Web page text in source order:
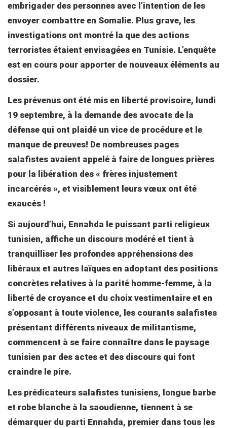
embrigader des personnes avec l’intention de les
envoyer combattre en Somalie. Plus grave, les
investigations ont montré la que des actions
terroristes étaient envisagées en Tunisie. L’enquête
est en cours pour apporter de nouveaux éléments au
dossier.
Les prévenus ont été mis en liberté provisoire, lundi
19 septembre, à la demande des avocats de la
défense qui ont plaidé un vice de procédure et le
manque de preuves! De nombreuses pages
salafistes avaient appelé à faire de longues prières
pour la libération des « frères injustement
incarcérés », et visiblement leurs vœux ont été
exaucés !
Si aujourd’hui, Ennahda le puissant parti religieux
tunisien, affiche un discours modéré et tient à
tranquilliser les profondes appréhensions des
libéraux et autres laïques en adoptant des positions
concrètes relatives à la parité homme-femme, à la
liberté de croyance et du choix vestimentaire et en
s’opposant à toute violence, les courants salafistes
présentant différents niveaux de militantisme,
commencent à se faire connaître dans le paysage
tunisien par des actes et des discours qui font
craindre le pire.
Les prédicateurs salafistes tunisiens, longue barbe
et robe blanche à la saoudienne, tiennent à se
démarquer du parti Ennahda, premier dans tous les